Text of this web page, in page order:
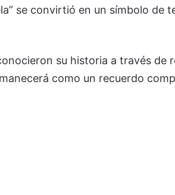
se convirtió en un símbolo de
su historia a través de
como un recuerdo